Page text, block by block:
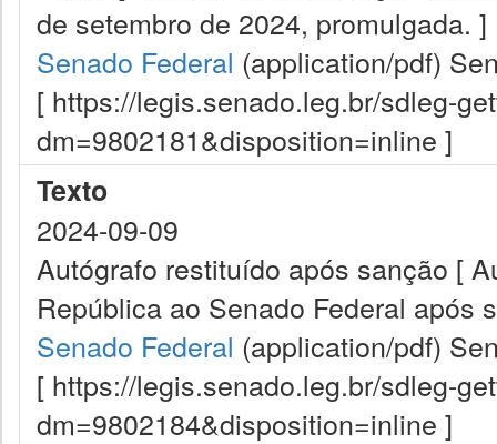
de setembro de 2024, promulgada. ]
Senado Federal (application/pdf)
[ https://legis.senado.leg.br/sdleg-
dm=9802181&disposition=inline ]
Texto
2024-09-09
Autógrafo restituído após sanção [
República ao Senado Federal após
Senado Federal (application/pdf)
[ https://legis.senado.leg.br/sdleg-
dm=9802184&disposition=inline ]